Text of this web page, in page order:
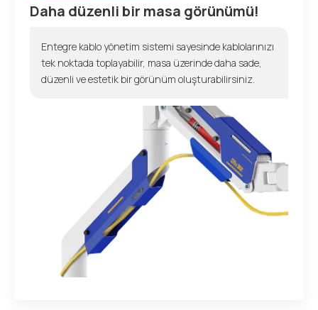
Daha düzenli bir masa görünümü!
Entegre kablo yönetim sistemi sayesinde kablolarınızı
tek noktada toplayabilir, masa üzerinde daha sade,
düzenli ve estetik bir görünüm oluşturabilirsiniz.